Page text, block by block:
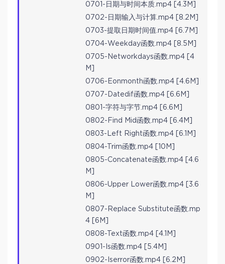
0701-日期与时间本质.mp4 [4.3M]
0702-日期输入与计算.mp4 [8.2M]
0703-提取日期时间值.mp4 [6.7M]
0704-Weekday函数.mp4 [8.5M]
0705-Networkdays函数.mp4 [4
M]
0706-Eonmonth函数.mp4 [4.6M]
0707-Datedif函数.mp4 [6.6M]
0801-字符与字节.mp4 [6.6M]
0802-Find Mid函数.mp4 [6.4M]
0803-Left Right函数.mp4 [6.1M]
0804-Trim函数.mp4 [10M]
0805-Concatenate函数.mp4 [4.6
M]
0806-Upper Lower函数.mp4 [3.6
M]
0807-Replace Substitute函数.mp
4 [6M]
0808-Text函数.mp4 [4.1M]
0901-Is函数.mp4 [5.4M]
0902-Iserror函数.mp4 [6.2M]